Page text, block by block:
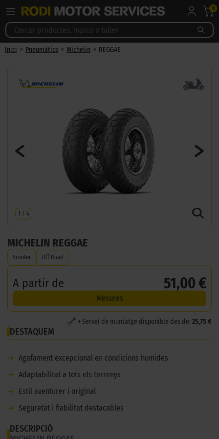
0
Inici > Pneumàtics > Michelin > REGGAE
1 / 4
MICHELIN REGGAE
Scooter Off Road
A partir de 51,00 €
Mesures
+ Servei de muntatge disponible des de: 25,75 €
DESTAQUEM
➜
Agafament excepcional en condicions humides
➜
Adaptabilitat a tots els terrenys
➜
Estil aventurer i original
➜
Seguretat i fiabilitat destacables
DESCRIPCIÓ